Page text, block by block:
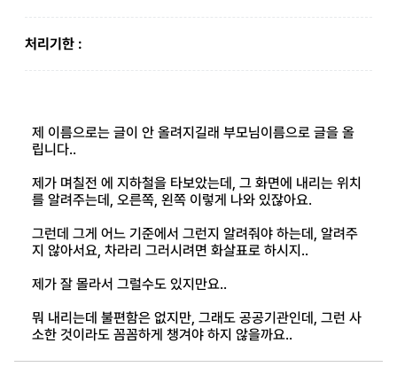
처리기한 :
제 이름으로는 글이 안 올려지길래 부모님이름으로 글을 올
립니다..
제가 며칠전 에 지하철을 타보았는데, 그 화면에 내리는 위치
를 알려주는데, 오른쪽, 왼쪽 이렇게 나와 있잖아요.
그런데 그게 어느 기준에서 그런지 알려줘야 하는데, 알려주
지 않아서요, 차라리 그러시려면 화살표로 하시지..
제가 잘 몰라서 그럴수도 있지만요..
뭐 내리는데 불편함은 없지만, 그래도 공공기관인데, 그런 사
소한 것이라도 꼼꼼하게 챙겨야 하지 않을까요..